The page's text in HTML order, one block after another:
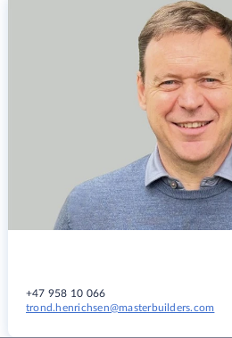
+47 958 10 066
trond.henrichsen@masterbuilders.com